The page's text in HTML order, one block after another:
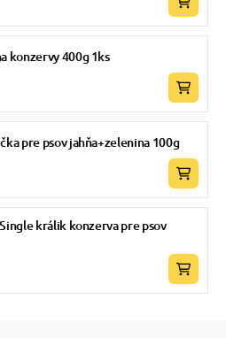
konzervy 400g 1ks
pre psov jahňa+zelenina 100g
králik konzerva pre psov